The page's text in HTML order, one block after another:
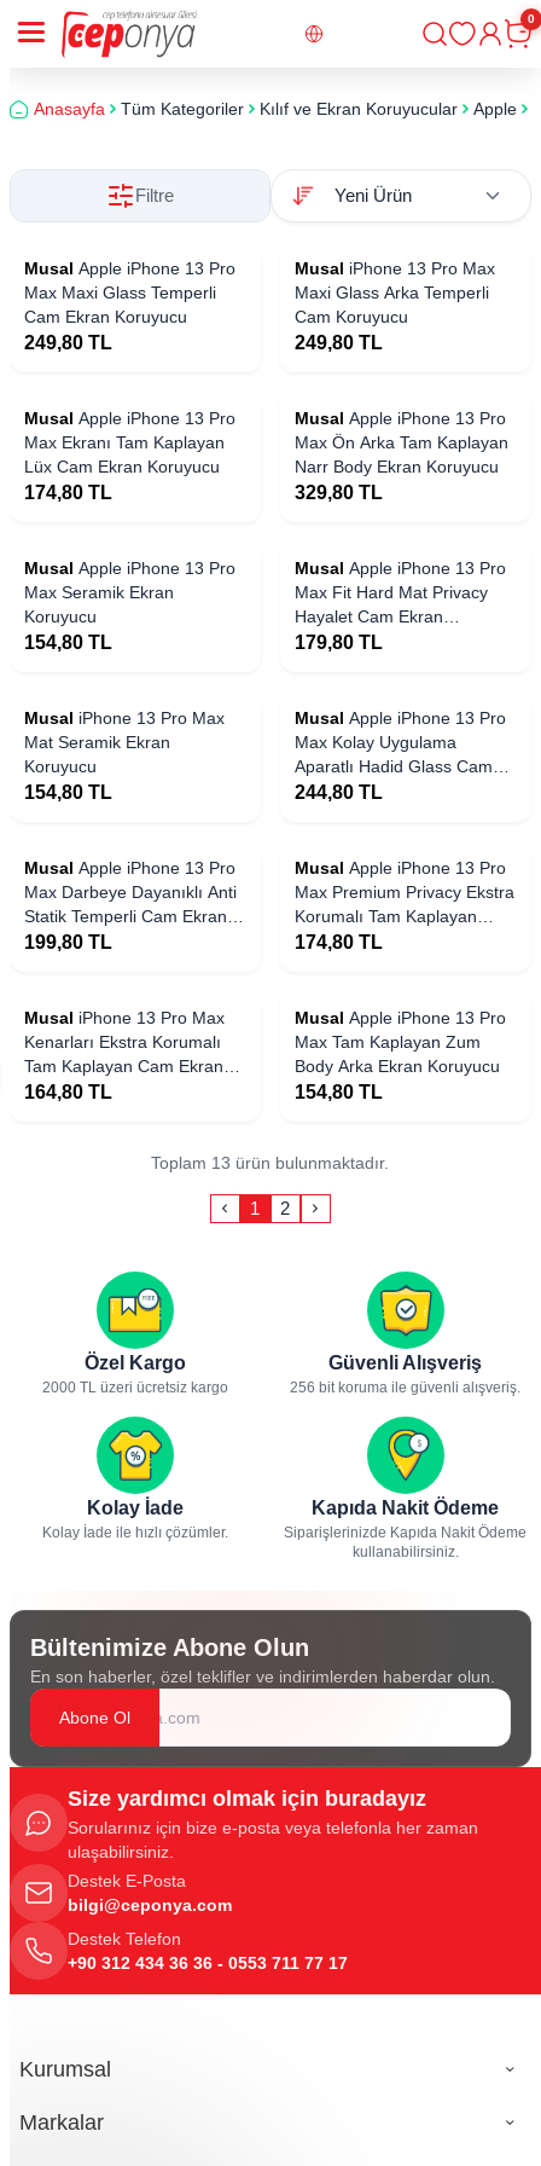
Giriş
0
Anasayfa Tüm Kategoriler Kılıf ve Ekran Koruyucular Apple
Filtre
Musal Apple iPhone 13 Pro
Max Maxi Glass Temperli
Cam Ekran Koruyucu
249,80 TL
Musal iPhone 13 Pro Max
Maxi Glass Arka Temperli
Cam Koruyucu
249,80 TL
Musal Apple iPhone 13 Pro
Max Ekranı Tam Kaplayan
Lüx Cam Ekran Koruyucu
174,80 TL
Musal Apple iPhone 13 Pro
Max Ön Arka Tam Kaplayan
Narr Body Ekran Koruyucu
329,80 TL
Musal Apple iPhone 13 Pro
Max Seramik Ekran
Koruyucu
154,80 TL
Musal Apple iPhone 13 Pro
Max Fit Hard Mat Privacy
Hayalet Cam Ekran
Koruyucu
179,80 TL
Musal iPhone 13 Pro Max
Mat Seramik Ekran
Koruyucu
154,80 TL
Musal Apple iPhone 13 Pro
Max Kolay Uygulama
Aparatlı Hadid Glass Cam
Ekran Koruyucu
244,80 TL
Musal Apple iPhone 13 Pro
Max ​​​​​​​​​​​​​​​​​​​​​​​​Darbeye Dayanıklı Anti
Statik Temperli Cam Ekran
Koruyucu
199,80 TL
Musal Apple iPhone 13 Pro
Max Premium Privacy Ekstra
Korumalı Tam Kaplayan
Cam Ekran Koruyucu
174,80 TL
Musal iPhone 13 Pro Max
Kenarları Ekstra Korumalı
Tam Kaplayan Cam Ekran
Koruyucu
164,80 TL
Musal Apple iPhone 13 Pro
Max Tam Kaplayan Zum
Body Arka Ekran Koruyucu
154,80 TL
Toplam 13 ürün bulunmaktadır.
1 2
Özel Kargo
2000 TL üzeri ücretsiz kargo
Güvenli Alışveriş
256 bit koruma ile güvenli alışveriş.
Kolay İade
Kolay İade ile hızlı çözümler.
Kapıda Nakit Ödeme
Siparişlerinizde Kapıda Nakit Ödeme
kullanabilirsiniz.
Bültenimize Abone Olun
En son haberler, özel teklifler ve indirimlerden haberdar olun.
Abone Ol
Size yardımcı olmak için buradayız
Sorularınız için bize e-posta veya telefonla her zaman
ulaşabilirsiniz.
Destek E-Posta
bilgi@ceponya.com
Destek Telefon
+90 312 434 36 36 - 0553 711 77 17
Kurumsal
Markalar